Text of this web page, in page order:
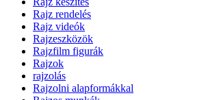
Rajz rendelés
Rajz videók
Rajzeszközök
Rajzfilm figurák
Rajzok
rajzolás
Rajzolni alapformákkal